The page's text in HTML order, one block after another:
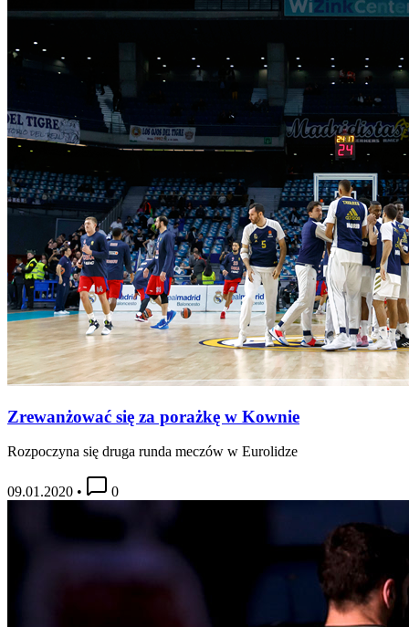
Zrewanżować się za porażkę w Kownie
Rozpoczyna się druga runda meczów w Eurolidze
09.01.2020 • 0